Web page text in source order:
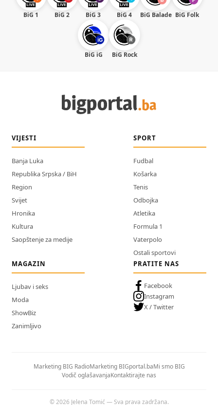
BiG 1 BiG 2 BiG 3 BiG 4 BiG Balade BiG Folk
BiG iG BiG Rock
VIJESTI
Banja Luka
Republika Srpska / BiH
Region
Svijet
Hronika
Kultura
Saopštenje za medije
SPORT
Fudbal
Košarka
Tenis
Odbojka
Atletika
Formula 1
Vaterpolo
Ostali sportovi
MAGAZIN
Ljubav i seks
Moda
ShowBiz
Zanimljivo
PRATITE NAS
Facebook
Instagram
X / Twitter
Marketing BIG RadioMarketing BIGportal.baMi smo BIG
Vodič oglašavanjaKontaktirajte nas
© 2026 Jelena Tomić — Sva prava zadržana.